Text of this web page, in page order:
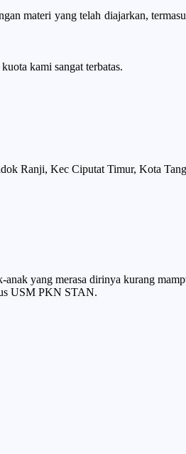
materi yang telah diajarkan,
kami sangat terbatas.
Ranji, Kec Ciputat Timur, Kota
yang merasa dirinya kurang
USM PKN STAN.